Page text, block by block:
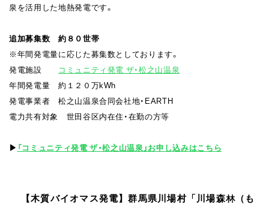
泉を活⽤した地熱発電です。
追加募集数 約８０世帯
※年間発電量に応じた募集数としております。
発電施設
コミュニティ発電 ザ・松之⼭温泉
年間発電量 約１２０万kWh
発電事業者 松之山温泉合同会社地・EARTH
電力共有対象 世田谷区内在住・在勤の⽅等
▶︎ 「コミュニティ発電 ザ・松之⼭温泉」お申し込みはこちら
【⽊質バイオマス発電】群⾺県川場村「川場森林（も